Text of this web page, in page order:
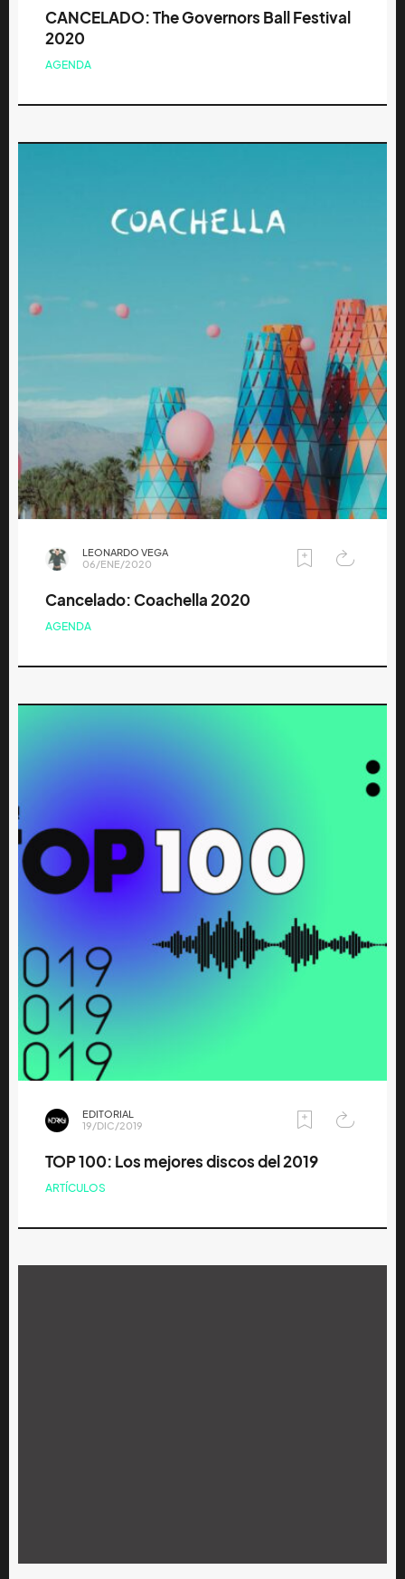
CANCELADO: The Governors Ball Festival
2020
AGENDA
LEONARDO VEGA
06/ENE/2020
Cancelado: Coachella 2020
AGENDA
EDITORIAL
19/DIC/2019
TOP 100: Los mejores discos del 2019
ARTÍCULOS